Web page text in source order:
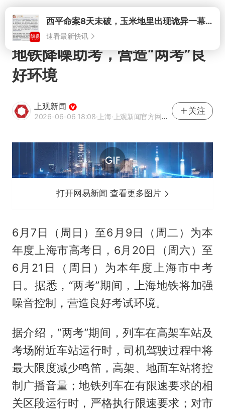
打开
地铁降噪助考，营造“两考”良
好环境
上观新闻
2026-06-06 18:08·上海·上观新闻官方网易号
关注
打开网易新闻 查看更多图片
6月7日（周日）至6月9日（周二）为本
年度上海市高考日，6月20日（周六）至
6月21日（周日）为本年度上海市中考
日。据悉，“两考”期间，上海地铁将加强
噪音控制，营造良好考试环境。
据介绍，“两考”期间，列车在高架车站及
考场附近车站运行时，司机驾驶过程中将
最大限度减少鸣笛，高架、地面车站将控
制广播音量；地铁列车在有限速要求的相
关区段运行时，严格执行限速要求；对市